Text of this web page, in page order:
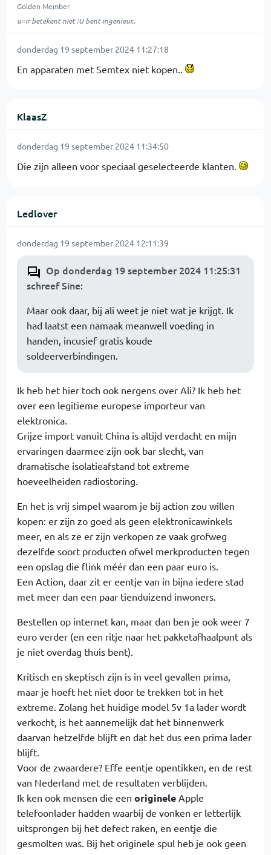
Golden Member
u=ir betekent niet :U bent ingenieur..
donderdag 19 september 2024 11:27:18
En apparaten met Semtex niet kopen..
KlaasZ
donderdag 19 september 2024 11:34:50
Die zijn alleen voor speciaal geselecteerde klanten.
Ledlover
donderdag 19 september 2024 12:11:39
Op donderdag 19 september 2024 11:25:31
schreef Sine:
Maar ook daar, bij ali weet je niet wat je krijgt. Ik
had laatst een namaak meanwell voeding in
handen, incusief gratis koude
soldeerverbindingen.
Ik heb het hier toch ook nergens over Ali? Ik heb het
over een legitieme europese importeur van
elektronica.
Grijze import vanuit China is altijd verdacht en mijn
ervaringen daarmee zijn ook bar slecht, van
dramatische isolatieafstand tot extreme
hoeveelheiden radiostoring.
En het is vrij simpel waarom je bij action zou willen
kopen: er zijn zo goed als geen elektronicawinkels
meer, en als ze er zijn verkopen ze vaak grofweg
dezelfde soort producten ofwel merkproducten tegen
een opslag die flink méér dan een paar euro is.
Een Action, daar zit er eentje van in bijna iedere stad
met meer dan een paar tienduizend inwoners.
Bestellen op internet kan, maar dan ben je ook weer 7
euro verder (en een ritje naar het pakketafhaalpunt als
je niet overdag thuis bent).
Kritisch en skeptisch zijn is in veel gevallen prima,
maar je hoeft het niet door te trekken tot in het
extreme. Zolang het huidige model 5v 1a lader wordt
verkocht, is het aannemelijk dat het binnenwerk
daarvan hetzelfde blijft en dat het dus een prima lader
blijft.
Voor de zwaardere? Effe eentje opentikken, en de rest
van Nederland met de resultaten verblijden.
Ik ken ook mensen die een originele Apple
telefoonlader hadden waarbij de vonken er letterlijk
uitsprongen bij het defect raken, en eentje die
gesmolten was. Bij het originele spul heb je ook geen